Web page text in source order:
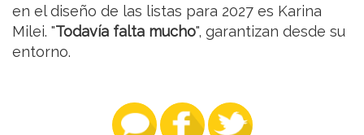
en el diseño de las listas para 2027 es Karina
Milei. "Todavía falta mucho", garantizan desde su
entorno.